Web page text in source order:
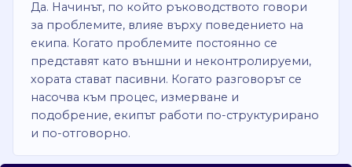
Да. Начинът, по който ръководството говори
за проблемите, влияе върху поведението на
екипа. Когато проблемите постоянно се
представят като външни и неконтролируеми,
хората стават пасивни. Когато разговорът се
насочва към процес, измерване и
подобрение, екипът работи по-структурирано
и по-отговорно.